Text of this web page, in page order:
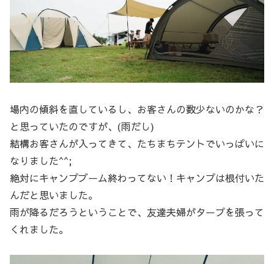
場内の傾斜を直しているし、お客さんの数少ないのかな？
と思っていたのですが、(雨だし)
結構お客さんが入ってきて、たちまちテントでいっぱいに
なりました^^;
絶対にキャンプブーム終わってない！キャンプは根付いた
んだと思いました。
雨が降るだろうということで、友達夫婦がタープを張って
くれました。